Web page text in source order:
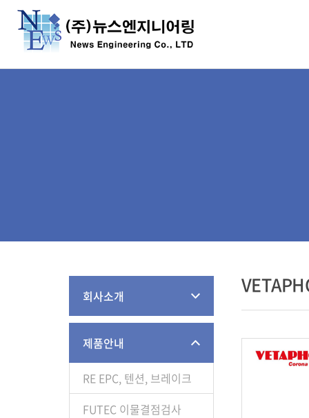
회사소개
제품안내
RE EPC, 텐션, 브레이크
FUTEC 이물결점검사